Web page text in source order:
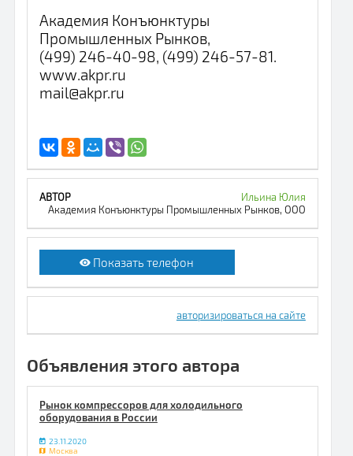
Академия Конъюнктуры
Промышленных Рынков,
(499) 246-40-98, (499) 246-57-81.
www.akpr.ru
mail@akpr.ru
Ильина Юлия
Академия Конъюнктуры Промышленных Рынков, ООО
Показать телефон
авторизироваться на сайте
Объявления этого автора
Рынок компрессоров для холодильного
оборудования в России
23.11.2020
Москва